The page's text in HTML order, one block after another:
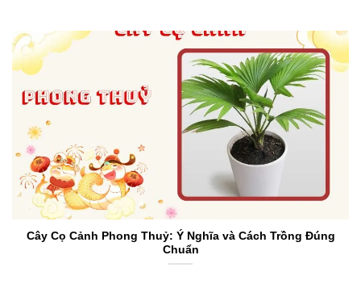
Cây Cọ Cảnh Phong Thuỷ: Ý Nghĩa và Cách Trồng Đúng
Chuẩn